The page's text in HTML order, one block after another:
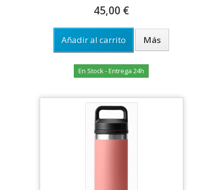
45,00 €
Añadir al carrito Más
En Stock - Entrega 24h